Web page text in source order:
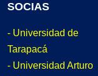
SOCIAS
- Universidad de
Tarapacá
- Universidad Arturo